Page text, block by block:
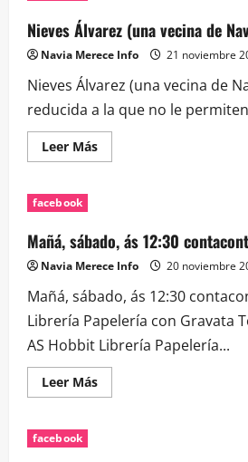
en
Teixugueiras
19…
Nieves Álvarez (una vecina de
Navia Merece Info 21 noviembre
Nieves Álvarez (una vecina de
reducida a la que no le
Leer MásLeer
más
vecina
de
Navia)
con…
facebook
Mañá, sábado, ás 12:30
Navia Merece Info 20 noviembre
Mañá, sábado, ás 12:30
Librería Papelería con Gravata
AS Hobbit Librería Papelería...
Leer MásLeer
más
facebook